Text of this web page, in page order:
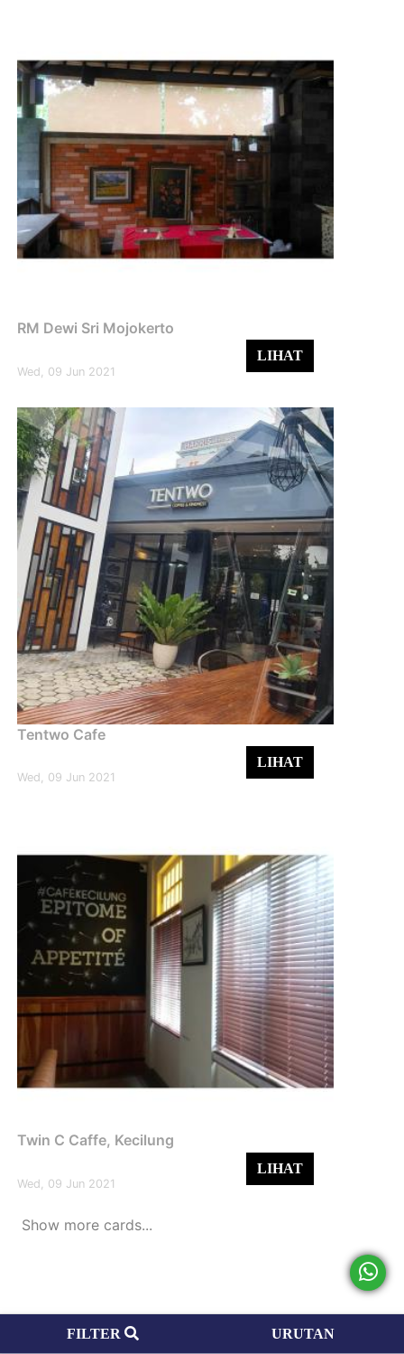
FILTER URUTAN
RM Dewi Sri Mojokerto
Wed, 09 Jun 2021
LIHAT
Tentwo Cafe
Wed, 09 Jun 2021
LIHAT
Twin C Caffe, Kecilung
Wed, 09 Jun 2021
LIHAT
Show more cards...